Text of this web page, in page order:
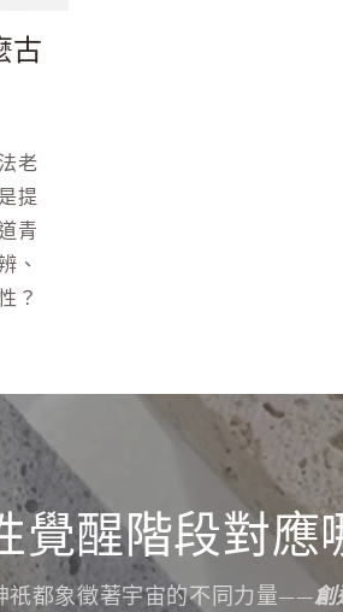
古
老
提
青
、
？
覺醒階段對應
祇都象徵著宇宙的不同力量——創